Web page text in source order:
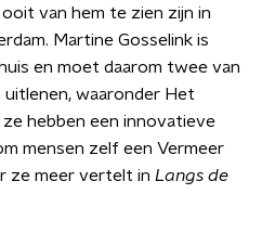
van hem te zien zijn in
Martine Gosselink is
en moet daarom twee van
waaronder Het
ze hebben een innovatieve
mensen zelf een Vermeer
ze meer vertelt in Langs de